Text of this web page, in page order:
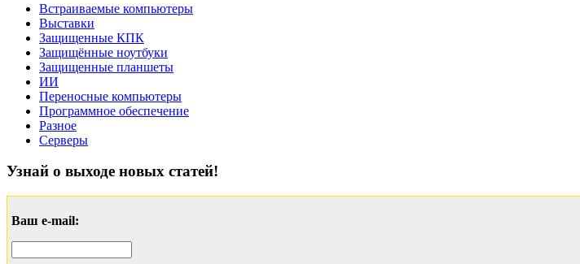
Встраиваемые компьютеры
Выставки
Защищенные КПК
Защищённые ноутбуки
Защищенные планшеты
ИИ
Переносные компьютеры
Программное обеспечение
Разное
Серверы
Узнай о выходе новых статей!
Ваш e-mail: